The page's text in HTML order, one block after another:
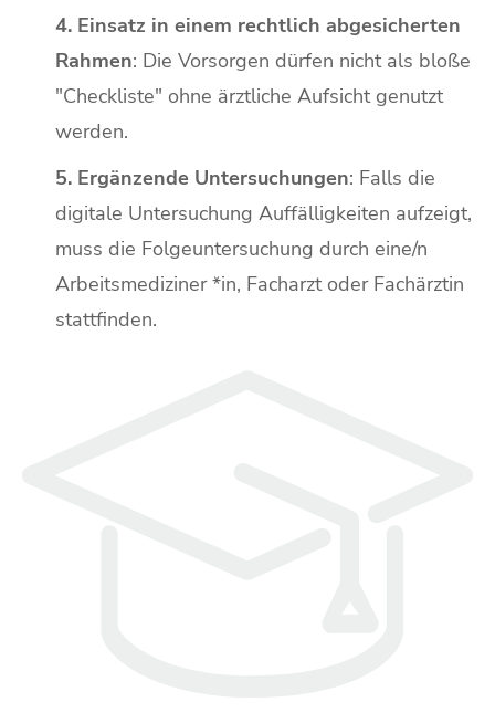
4. Einsatz in einem rechtlich abgesicherten
Rahmen: Die Vorsorgen dürfen nicht als bloße
"Checkliste" ohne ärztliche Aufsicht genutzt
werden.
5. Ergänzende Untersuchungen: Falls die
digitale Untersuchung Auffälligkeiten aufzeigt,
muss die Folgeuntersuchung durch eine/n
Arbeitsmediziner *in, Facharzt oder Fachärztin
stattfinden.